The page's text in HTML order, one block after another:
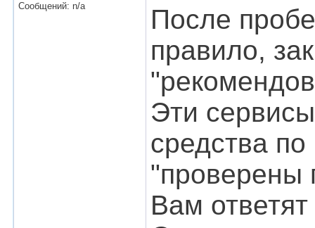
Сообщений: n/a
После
правило,
Эти
средства
"проверены
Вам